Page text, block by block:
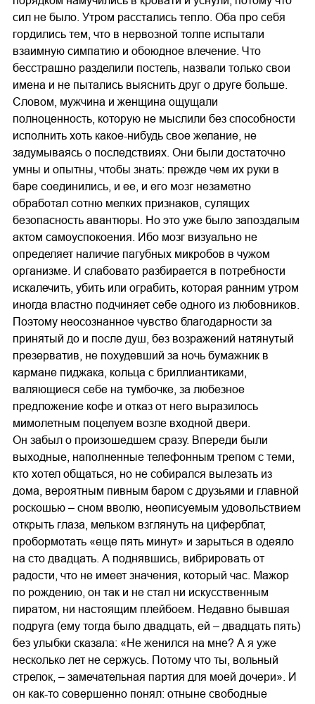
сил не было. Утром расстались тепло. Оба про себя
гордились тем, что в нервозной толпе испытали
взаимную симпатию и обоюдное влечение. Что
бесстрашно разделили постель, назвали только свои
имена и не пытались выяснить друг о друге больше.
Словом, мужчина и женщина ощущали
полноценность, которую не мыслили без способности
исполнить хоть какое-нибудь свое желание, не
задумываясь о последствиях. Они были достаточно
умны и опытны, чтобы знать: прежде чем их руки в
баре соединились, и ее, и его мозг незаметно
обработал сотню мелких признаков, сулящих
безопасность авантюры. Но это уже было запоздалым
актом самоуспокоения. Ибо мозг визуально не
определяет наличие пагубных микробов в чужом
организме. И слабовато разбирается в потребности
искалечить, убить или ограбить, которая ранним утром
иногда властно подчиняет себе одного из любовников.
Поэтому неосознанное чувство благодарности за
принятый до и после душ, без возражений натянутый
презерватив, не похудевший за ночь бумажник в
кармане пиджака, кольца с бриллиантиками,
валяющиеся себе на тумбочке, за любезное
предложение кофе и отказ от него выразилось
мимолетным поцелуем возле входной двери.
Он забыл о произошедшем сразу. Впереди были
выходные, наполненные телефонным трепом с теми,
кто хотел общаться, но не собирался вылезать из
дома, вероятным пивным баром с друзьями и главной
роскошью – сном вволю, неописуемым удовольствием
открыть глаза, мельком взглянуть на циферблат,
пробормотать «еще пять минут» и зарыться в одеяло
на сто двадцать. А поднявшись, вибрировать от
радости, что не имеет значения, который час. Мажор
по рождению, он так и не стал ни искусственным
пиратом, ни настоящим плейбоем. Недавно бывшая
подруга (ему тогда было двадцать, ей – двадцать пять)
без улыбки сказала: «Не женился на мне? А я уже
несколько лет не сержусь. Потому что ты, вольный
стрелок, – замечательная партия для моей дочери». И
он как-то совершенно понял: отныне свободные